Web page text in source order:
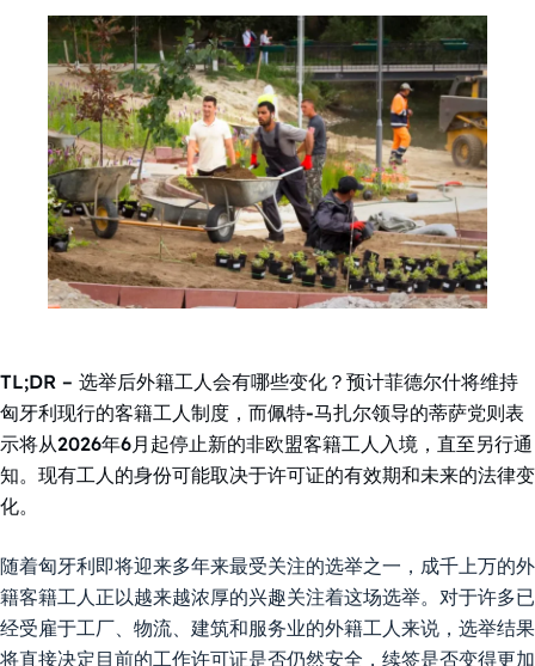
TL;DR – 选举后外籍工人会有哪些变化？预计菲德尔什将维持
匈牙利现行的客籍工人制度，而佩特-马扎尔领导的蒂萨党则表
示将从2026年6月起停止新的非欧盟客籍工人入境，直至另行通
知。现有工人的身份可能取决于许可证的有效期和未来的法律变
化。
随着匈牙利即将迎来多年来最受关注的选举之一，成千上万的外
籍客籍工人正以越来越浓厚的兴趣关注着这场选举。对于许多已
经受雇于工厂、物流、建筑和服务业的外籍工人来说，选举结果
将直接决定目前的工作许可证是否仍然安全，续签是否变得更加